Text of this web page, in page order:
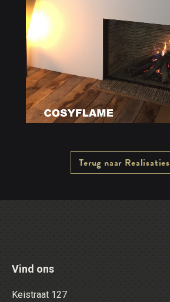
Terug naar Realisaties
Vind ons
Keistraat 127